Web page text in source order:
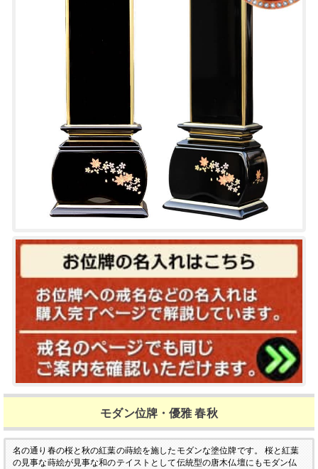
モダン位牌・優雅 春秋
名の通り春の桜と秋の紅葉の蒔絵を施したモダンな塗位牌です。
桜と紅葉
の見事な蒔絵が見事な和のテイストとして伝統型の唐木仏壇にもモダン仏